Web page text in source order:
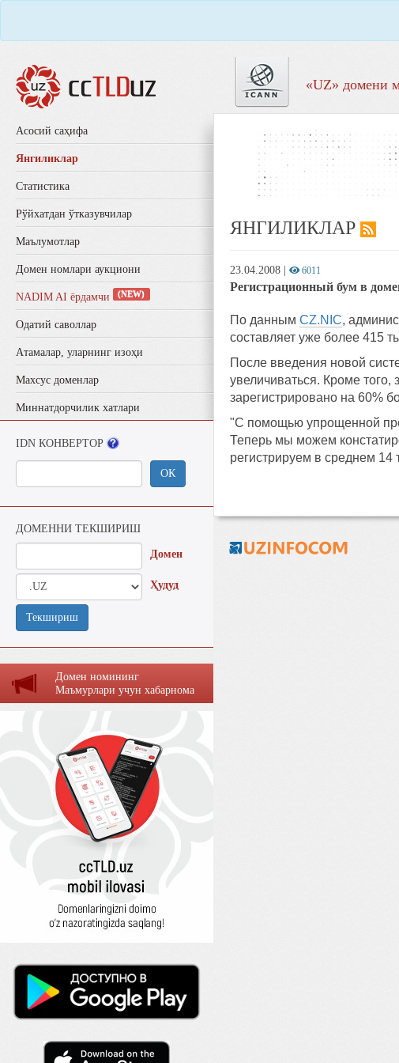
«UZ» домени
Aсосий саҳифа
Янгиликлар
Статистика
Рўйхатдан ўтказувчилар
Маълумотлар
Домен номлари аукциони
NADIM AI ёрдамчи (NEW)
Одатий саволлар
Aтамалар, уларнинг изоҳи
Махсус доменлар
Миннатдорчилик хатлари
IDN КОНВЕРТОР
ОК
ДОМЕННИ ТЕКШИРИШ
Домен
Ҳудуд
Текшириш
Домен номининг
Маъмурлaри учун хaбaрномa
ЯНГИЛИКЛАР
23.04.2008 6011
Регистрационный бум в
По данным CZ.NIC,
составляет уже более 415
После введения новой
увеличиваться. Кроме того,
зарегистрировано на 60%
"С помощью упрощенной
Теперь мы можем
регистрируем в среднем